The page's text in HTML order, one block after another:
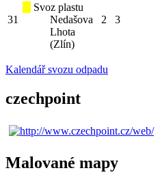
31
Svoz plastu
Nedašova
Lhota
(Zlín)
2 3
Kalendář svozu odpadu
czechpoint
Malované mapy